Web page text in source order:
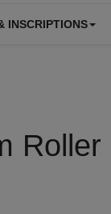
INSCRIPTIONS
Roller